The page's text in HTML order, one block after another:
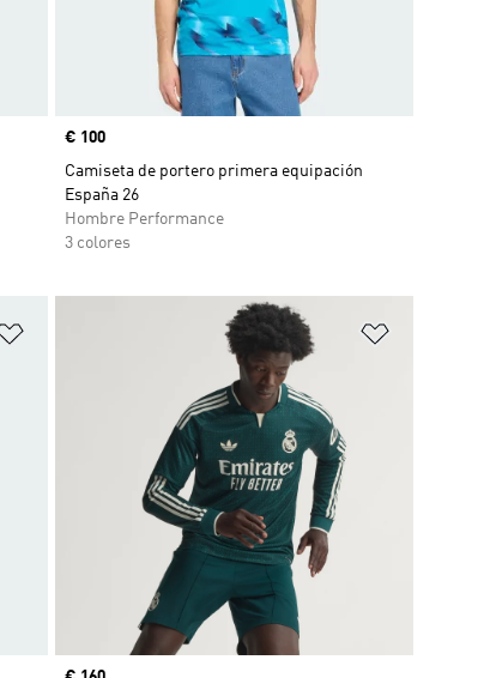
Precio
€ 100
Camiseta de portero primera equipación
España 26
Hombre Performance
3 colores
Añadir a la lista de deseos